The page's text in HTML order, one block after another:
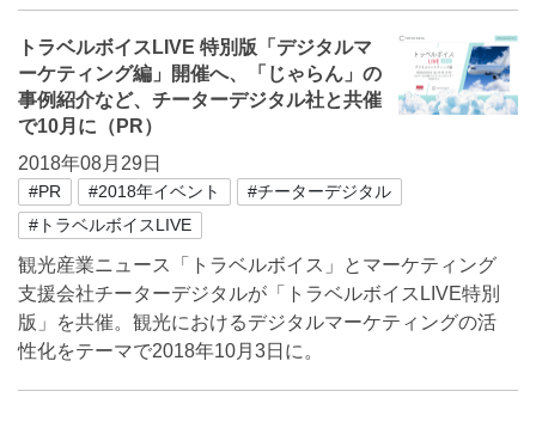
トラベルボイスLIVE 特別版「デジタルマ
ーケティング編」開催へ、「じゃらん」の
事例紹介など、チーターデジタル社と共催
で10月に（PR）
2018年08月29日
#PR #2018年イベント
#チーターデジタル
#トラベルボイスLIVE
観光産業ニュース「トラベルボイス」とマーケティング
支援会社チーターデジタルが「トラベルボイスLIVE特別
版」を共催。観光におけるデジタルマーケティングの活
性化をテーマで2018年10月3日に。